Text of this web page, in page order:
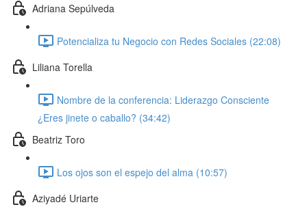
Adriana Sepúlveda
Potencializa tu Negocio con Redes Sociales (22:08)
Liliana Torella
Nombre de la conferencia: Liderazgo Consciente
¿Eres jinete o caballo? (34:42)
Beatriz Toro
Los ojos son el espejo del alma (10:57)
Aziyadé Uriarte